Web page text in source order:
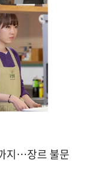
려하…
지…장르 불문